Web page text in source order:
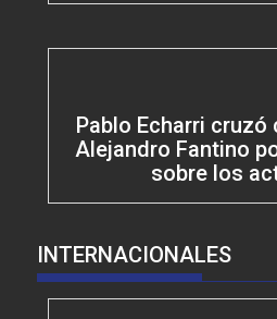
Pablo Echarri cruzó
Alejandro Fantino
sobre los
INTERNACIONALES